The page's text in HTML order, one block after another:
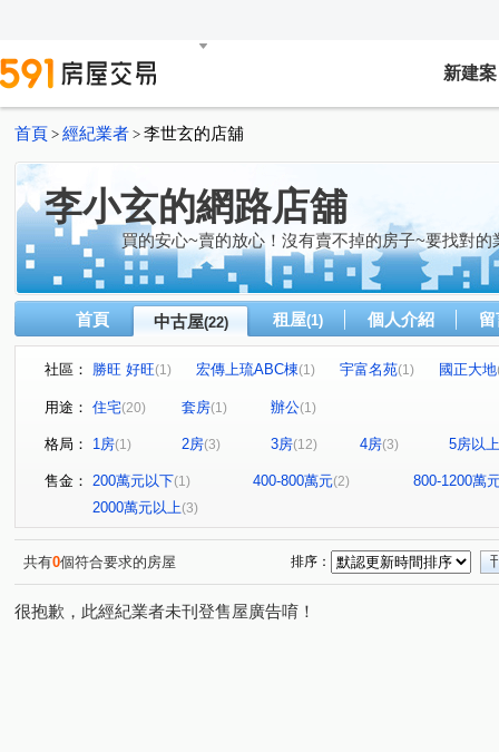
新建案
首頁 > 經紀業者 > 李世玄的店舖
李小玄的網路店舖
買的安心~賣的放心！沒有賣不掉的房子~要找對的
首頁 中古屋(22) 租屋(1) 個人介紹
社區： 勝旺 好旺(1) 宏傳上琉ABC棟(1) 宇富名苑(1) 國正大地
天尊 日南家天下 氧樂多
中正路 昌隆一街 育英一街 中興路
龍山
環市路一段(1) (1) 科專三路 武昌街(1)
中
公園一街(2) 科學路
光德路(1)
用途： 住宅(20) 套房(1) 辦公(1)
格局： 1房(1) 2房(3) 3房(12) 4房(3) 5房以上
售金： 200萬元以下(1) 400-800萬元(2)
800-1200萬
2000萬元以上(3)
共有0個符合要求的房屋 排序：
很抱歉，此經紀業者未刊登售屋廣告唷！